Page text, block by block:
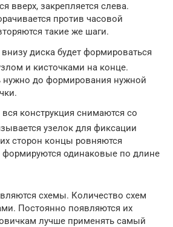
вверх, закрепляется слева.
против часовой
такие же шаги.
диска будет формироваться
и кисточками на конце.
нужно до формирования нужной
вся конструкция снимаются со
узелок для фиксации
сторон концы ровняются
одинаковые по длине
схемы. Количество схем
Постоянно появляются их
лучше применять самый